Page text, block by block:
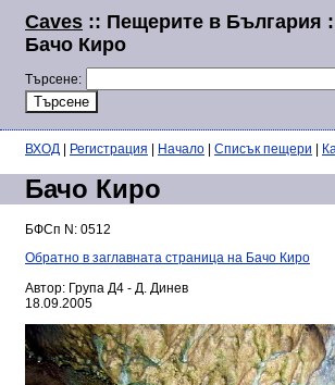
Caves :: Пещерите в България
Бачо Киро
Търсене:
ВХОД Регистрация Начало Списък пещери
Бачо Киро
БФСп N: 0512
Обратно в заглавната страница на Бачо Киро
Автор: Група Д4 - Д. Динев
18.09.2005